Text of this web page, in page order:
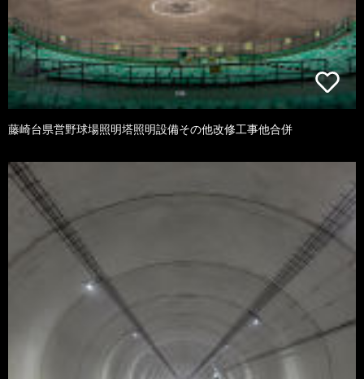
藤崎台県営野球場照明塔照明設備その他改修工事他合併